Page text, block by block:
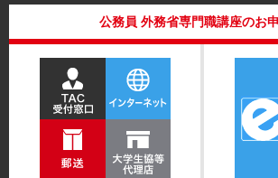
公務員 外務省専門職講座のお